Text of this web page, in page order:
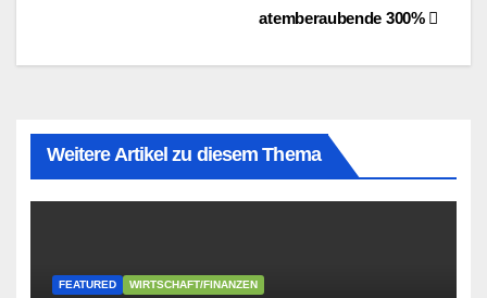
atemberaubende 300%
Weitere Artikel zu diesem Thema
FEATURED WIRTSCHAFT/FINANZEN